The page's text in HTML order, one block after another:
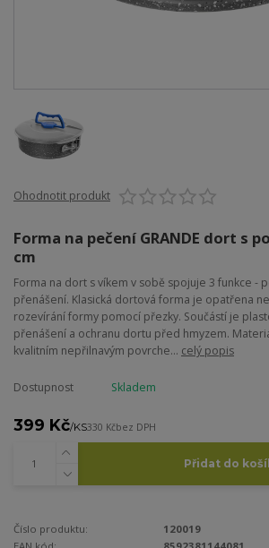
Ohodnotit produkt
Forma na pečení GRANDE dort s
cm
Forma na dort s víkem v sobě spojuje 3 funkce -
přenášení. Klasická dortová forma je opatřena
rozevírání formy pomocí přezky. Součástí je
přenášení a ochranu dortu před hmyzem.
kvalitním nepřilnavým povrche... celý popis
Dostupnost Skladem
399 Kč/KS330 Kčbez DPH
Přidat do
Číslo produktu:
120019